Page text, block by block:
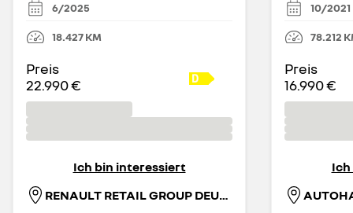
6/2025
18.427KM
Preis
22.990 €
Ich bin interessiert
RENAULT RETAIL GROUP DEUTSCHLAND GMBH
10/2021
78.212
Preis
16.990 €